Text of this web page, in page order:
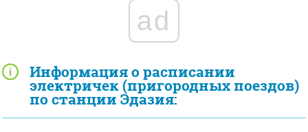
Информация о расписании
электричек (пригородных поездов)
по станции Эдазия:
ad